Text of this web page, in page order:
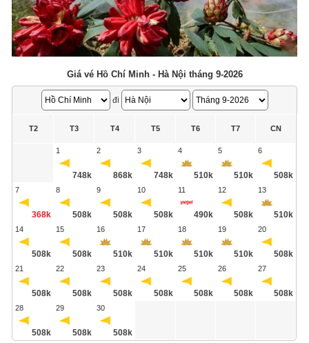
Giá vé Hồ Chí Minh - Hà Nội tháng 9-2026
đi
T2 T3 T4 T5 T6 T7 CN
1
748k
2
868k
3
748k
4
510k
5
510k
6
508k
7
368k
8
508k
9
508k
10
508k
11
490k
12
508k
13
510k
14
508k
15
508k
16
510k
17
510k
18
510k
19
510k
20
508k
21
508k
22
508k
23
508k
24
508k
25
508k
26
508k
27
508k
28
508k
29
508k
30
508k